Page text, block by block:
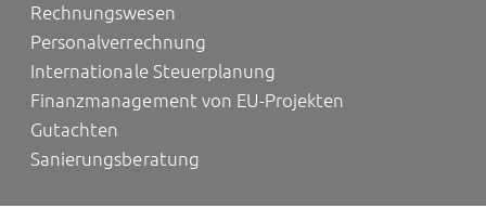
Rechnungswesen
Personalverrechnung
Internationale Steuerplanung
Finanzmanagement von EU-Projekten
Gutachten
Sanierungsberatung